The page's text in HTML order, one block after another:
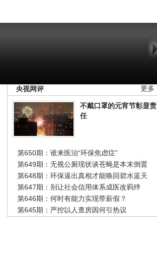
更多
央视网评
不戴口罩的元宵节彰显责
任
第650期：谁来医治“环保焦虑症”
第649期：无视公厕现状谈苍蝇是本末倒置
第648期：环保逼出真相才能唤回碧水蓝天
第647期：别让社会信用体系成医改羁绊
第646期：何时有能力实现带薪假？
第645期：严控以人查房因何引热议